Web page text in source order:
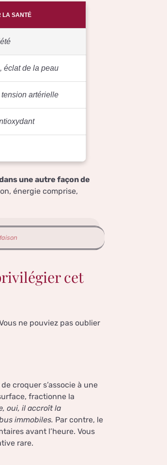
LA SANTÉ
éclat de la peau
artérielle
une autre façon de
énergie comprise,
cet
ne pouviez pas oublier
croquer s’associe à une
fractionne la
oui, il accroît la
immobiles. Par contre, le
avant l’heure. Vous
rare.